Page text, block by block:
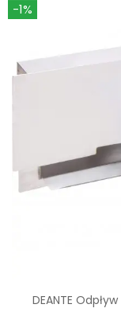
-1%
DEANTE